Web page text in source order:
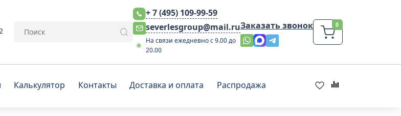
+ 7 (495) 109-99-59
severlesgroup@mail.ru
На связи ежедневно с 9.00 до
20.00
Заказать звонок
Калькулятор Контакты Доставка и оплата Распродажа